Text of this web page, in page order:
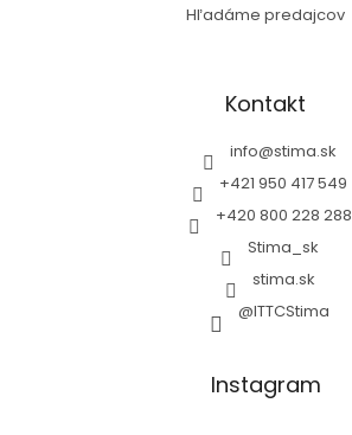
Hľadáme predajcov
Kontakt
info@stima.sk
+421 950 417 549
+420 800 228 288
Stima_sk
stima.sk
@ITTCStima
Instagram